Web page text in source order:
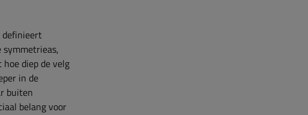
symmetrieas,
diep de velg
in de
buiten
belang voor